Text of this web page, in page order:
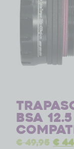
BSA
€49,95 €